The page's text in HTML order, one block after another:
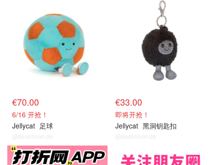
€70.00
6/16 开抢！
Jellycat 足球
@dealmoon.de
€33.00
即将开抢！
Jellycat 黑洞钥匙扣
@dealmoon.de
关注我们~ 关注我们~